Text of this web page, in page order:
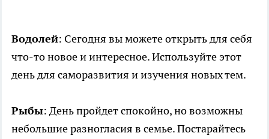
Водолей: Сегодня вы можете открыть для себя
что-то новое и интересное. Используйте этот
день для саморазвития и изучения новых тем.
Рыбы: День пройдет спокойно, но возможны
небольшие разногласия в семье. Постарайтесь